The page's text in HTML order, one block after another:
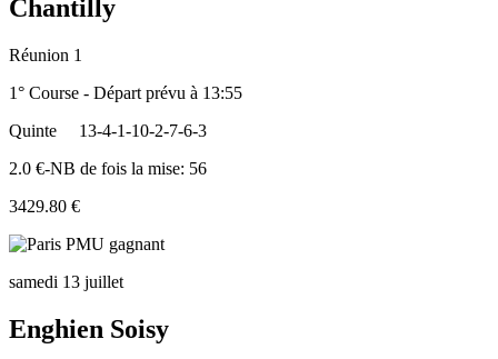
Chantilly
Réunion 1
1° Course - Départ prévu à 13:55
Quinte
13-4-1-10-2-7-6-3
2.0 €-NB de fois la mise: 56
3429.80 €
samedi 13 juillet
Enghien Soisy